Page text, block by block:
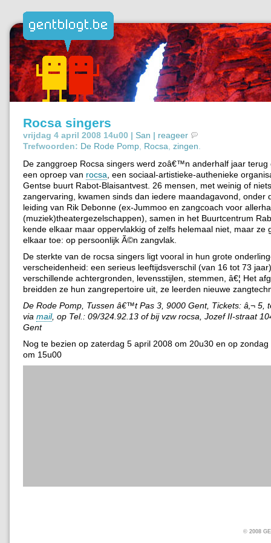
Rocsa singers
vrijdag 4 april 2008 14u00 | San | reageer
Trefwoorden: De Rode Pomp Rocsa zingen
De zanggroep Rocsa singers werd zoâ€™n anderhalf jaar terug
een oproep van rocsa , een sociaal-artistieke-authenieke
Gentse buurt Rabot-Blaisantvest. 26 mensen, met weinig of
zangervaring, kwamen sinds dan iedere maandagavond, onder
leiding van Rik Debonne (ex-Jummoo en zangcoach voor
(muziek)theatergezelschappen), samen in het Buurtcentrum
kende elkaar maar oppervlakkig of zelfs helemaal niet, maar ze
elkaar toe: op persoonlijk Ã©n zangvlak.
De sterkte van de rocsa singers ligt vooral in hun grote
verscheidenheid: een serieus leeftijdsverschil (van 16 tot 73
verschillende achtergronden, levensstijlen, stemmen, â€¦ Het
breidden ze hun zangrepertoire uit, ze leerden nieuwe
De Rode Pomp, Tussen â€™t Pas 3, 9000 Gent, Tickets: â‚¬ 5,
via mail, op Tel.: 09/324.92.13 of bij vzw rocsa, Jozef II-straat
Gent
Nog te bezien op zaterdag 5 april 2008 om 20u30 en op
om 15u00
© 2008